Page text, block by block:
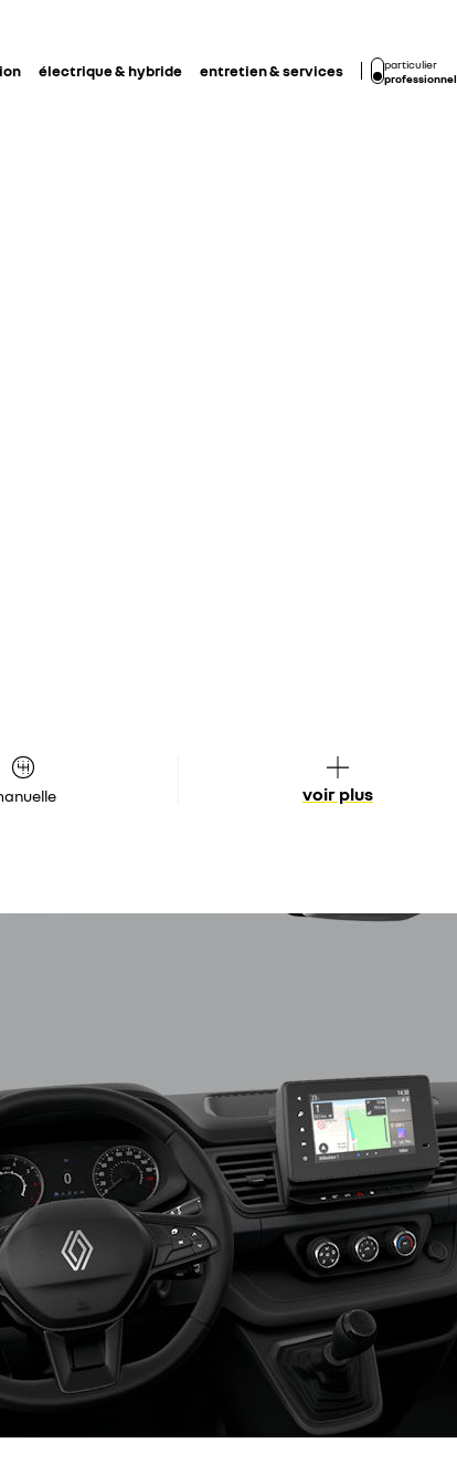
électrique & hybride entretien & services
particulier
professionnel
voir plus